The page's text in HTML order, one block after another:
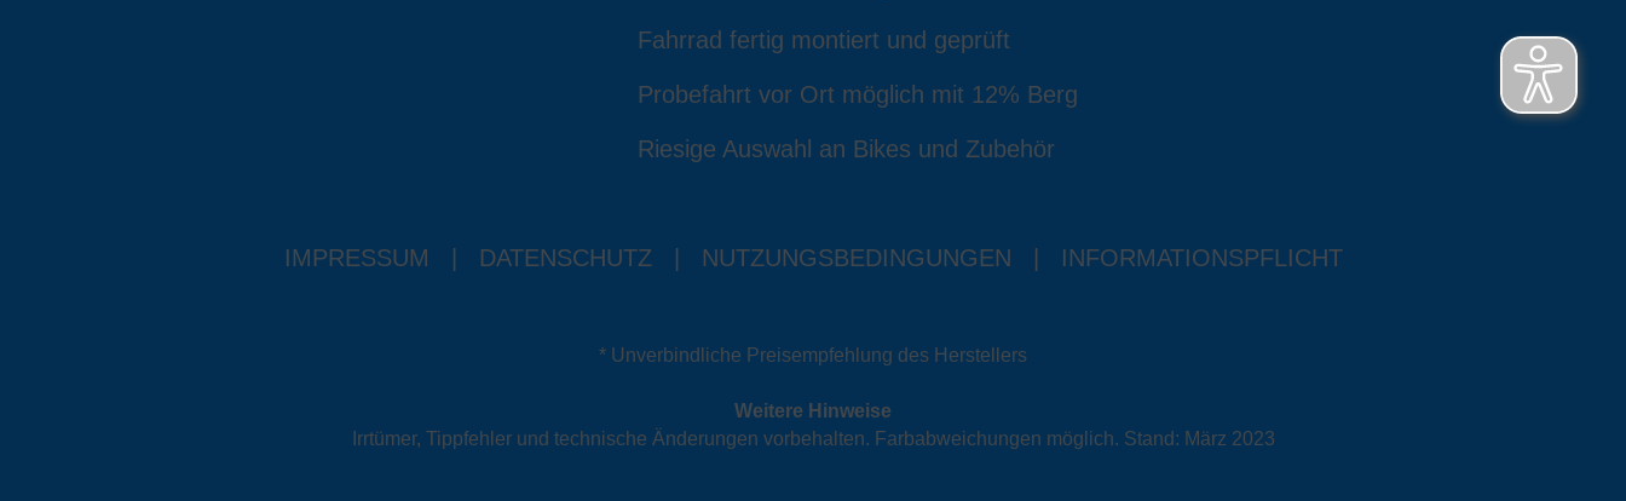
Fahrrad fertig montiert und geprüft
Probefahrt vor Ort möglich mit 12% Berg
Riesige Auswahl an Bikes und Zubehör
IMPRESSUM DATENSCHUTZ NUTZUNGSBEDINGUNGEN INFORMATIONSPFLICHT
* Unverbindliche Preisempfehlung des Herstellers
Weitere Hinweise
Irrtümer, Tippfehler und technische Änderungen vorbehalten. Farbabweichungen möglich. Stand: März 2023